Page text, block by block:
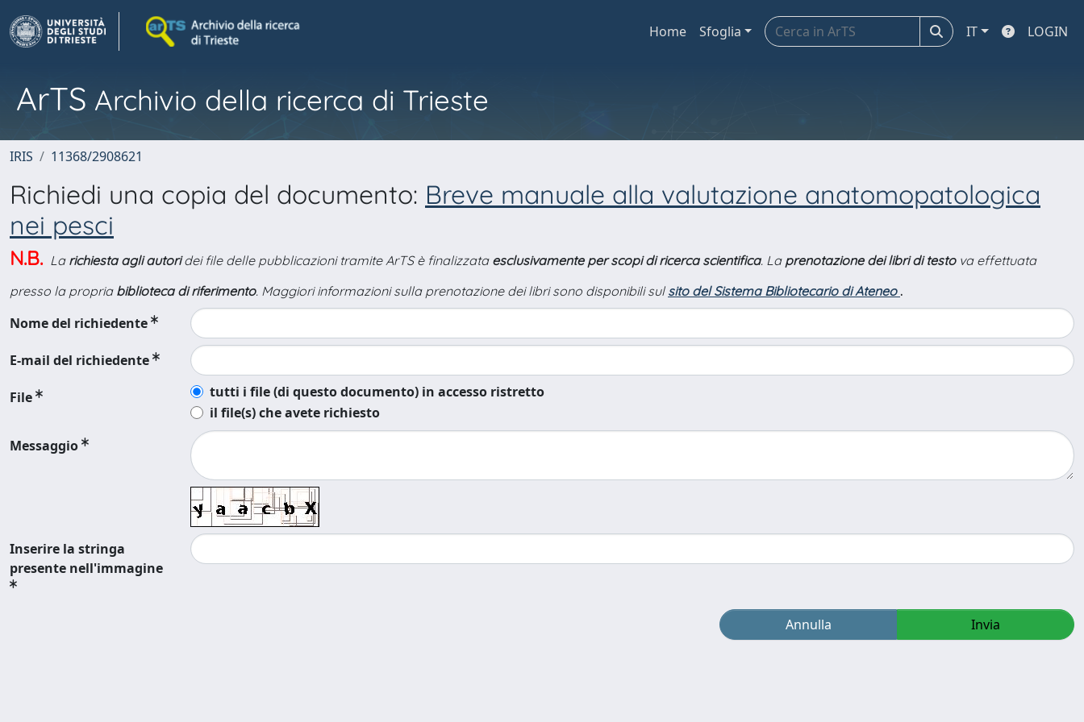
Home Sfoglia IT LOGIN
ArTS Archivio della ricerca di Trieste
IRIS 11368/2908621
Richiedi una copia del documento: Breve manuale alla valutazione anatomopatologica
nei pesci
N.B. La richiesta agli autoridei file delle pubblicazioni tramite ArTS è finalizzata esclusivamente per scopi di ricerca scientifica. La prenotazione dei libri di testova effettuata
presso la propria biblioteca di riferimento. Maggiori informazioni sulla prenotazione dei libri sono disponibili sul sito del Sistema Bibliotecario di Ateneo .
Nome del richiedente
E-mail del richiedente
File
tutti i file (di questo documento) in accesso ristretto
il file(s) che avete richiesto
Messaggio
Inserire la stringa
presente nell'immagine
Annulla Invia